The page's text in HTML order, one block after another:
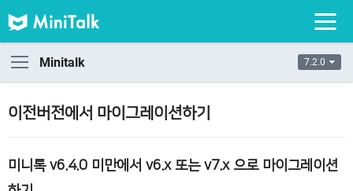
Minitalk 7.2.0
이전버전에서 마이그레이션하기
미니톡 v6.4.0 미만에서 v6.x 또는 v7.x 으로 마이그레이션